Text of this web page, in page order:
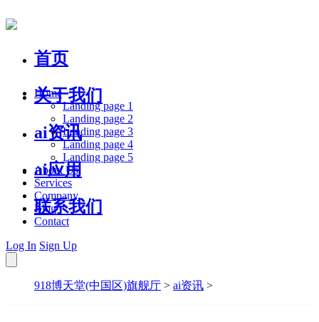
首页
关于我们
ai资讯
ai应用
联系我们
Home
Landing page 1
Landing page 2
Landing page 3
Landing page 4
Landing page 5
About Us
Services
Company
Blog
Contact
Log In Sign Up
918博天堂(中国区)旗舰厅 > ai资讯 >